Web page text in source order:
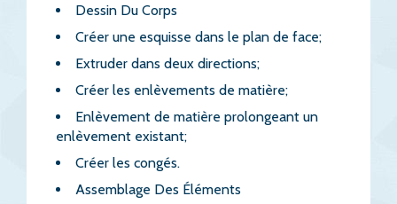
Dessin Du Corps
Créer une esquisse dans le plan de face;
Extruder dans deux directions;
Créer les enlèvements de matière;
Enlèvement de matière prolongeant un
enlèvement existant;
Créer les congés.
Assemblage Des Éléments